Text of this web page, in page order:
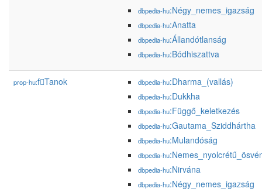
dbpedia-hu:Négy_nemes_igazság
dbpedia-hu:Anatta
dbpedia-hu:Állandótlanság
dbpedia-hu:Bódhiszattva
prop-hu:f𕆻Tanok dbpedia-hu:Dharma_(vallás)
dbpedia-hu:Dukkha
dbpedia-hu:Függő_keletkezés
dbpedia-hu:Gautama_Sziddhártha
dbpedia-hu:Mulandóság
dbpedia-hu
dbpedia-hu:Nirvána
dbpedia-hu:Négy_nemes_igazság